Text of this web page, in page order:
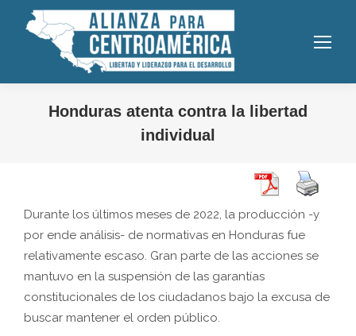
Honduras atenta contra la libertad
individual
Durante los últimos meses de 2022, la producción -y
por ende análisis- de normativas en Honduras fue
relativamente escaso. Gran parte de las acciones se
mantuvo en la suspensión de las garantías
constitucionales de los ciudadanos bajo la excusa de
buscar mantener el orden público.